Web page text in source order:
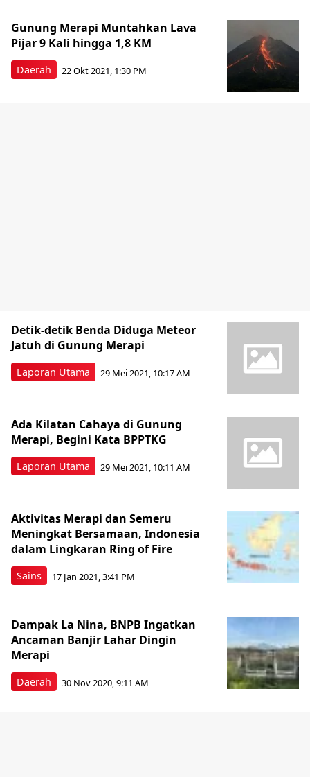
Daerah
Gunung Merapi Muntahkan Lava
Pijar 9 Kali hingga 1,8 KM
22 Okt 2021, 1:30 PM
Laporan Utama
Detik-detik Benda Diduga Meteor
Jatuh di Gunung Merapi
29 Mei 2021, 10:17 AM
Laporan Utama
Ada Kilatan Cahaya di Gunung
Merapi, Begini Kata BPPTKG
29 Mei 2021, 10:11 AM
Sains
Aktivitas Merapi dan Semeru
Meningkat Bersamaan, Indonesia
dalam Lingkaran Ring of Fire
17 Jan 2021, 3:41 PM
Daerah
Dampak La Nina, BNPB Ingatkan
Ancaman Banjir Lahar Dingin
Merapi
30 Nov 2020, 9:11 AM